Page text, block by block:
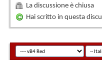
La discussione è chiusa
Hai scritto in questa